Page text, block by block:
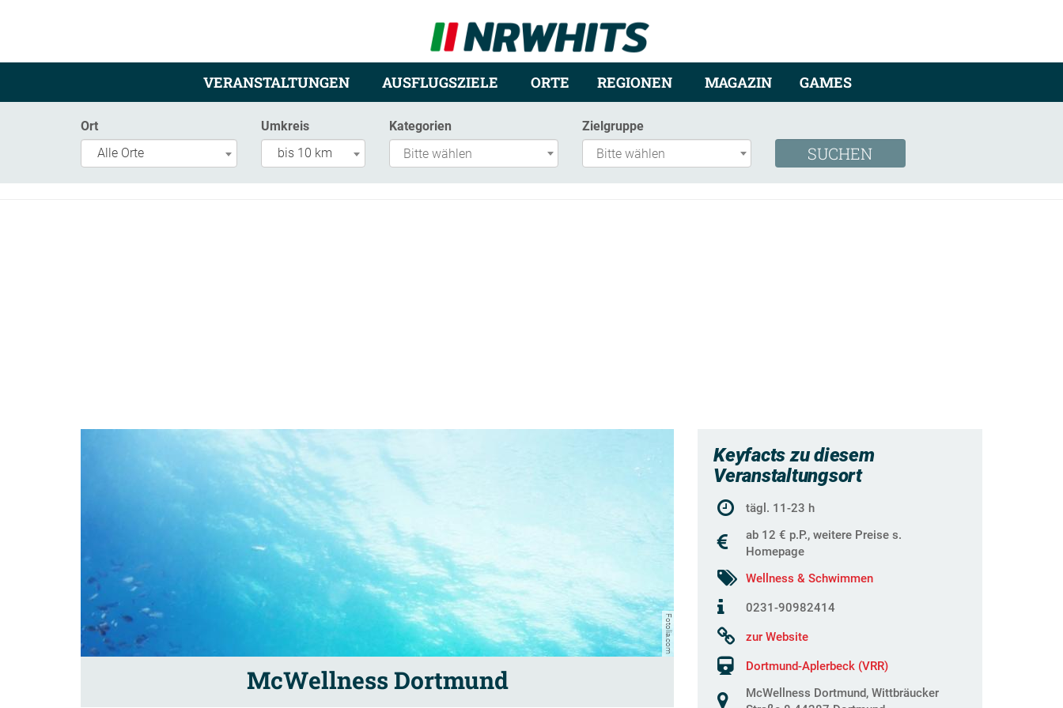
VERANSTALTUNGEN AUSFLUGSZIELE ORTE REGIONEN MAGAZIN GAMES
Ort
Alle Orte
Umkreis
bis 10 km
Kategorien Zielgruppe
Fotolia.com
McWellness Dortmund
Keyfacts zu diesem
Veranstaltungsort
tägl. 11-23 h
ab 12 € p.P., weitere Preise s.
Homepage
Wellness & Schwimmen
0231-90982414
zur Website
Dortmund-Aplerbeck (VRR)
McWellness Dortmund, Wittbräucker